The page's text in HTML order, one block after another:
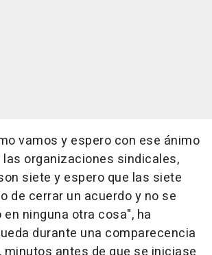
vamos y espero con ese ánimo
organizaciones sindicales,
siete y espero que las siete
de cerrar un acuerdo y no se
ninguna otra cosa", ha
durante una comparecencia